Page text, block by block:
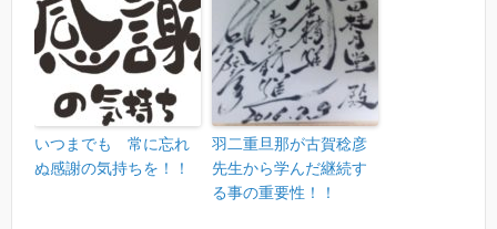
いつまでも 常に忘れ
ぬ感謝の気持ちを！！
羽二重旦那が古賀稔彦
先生から学んだ継続す
る事の重要性！！